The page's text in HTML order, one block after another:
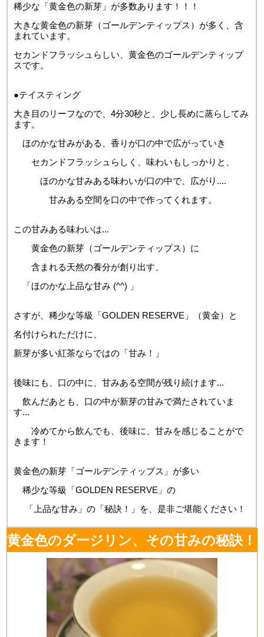
稀少な「黄金色の新芽」が多数あります！！！
大きな黄金色の新芽（ゴールデンティップス）が多く、含
まれています。
セカンドフラッシュらしい、黄金色のゴールデンティップ
スです。
●テイスティング
大き目のリーフなので、4分30秒と、少し長めに蒸らしてみ
ます。
ほのかな甘みがある、香りが口の中で広がっていき
セカンドフラッシュらしく、味わいもしっかりと、
ほのかな甘みある味わいが口の中で、広がり....
甘みある空間を口の中で作ってくれます。
この甘みある味わいは...
黄金色の新芽（ゴールデンティップス）に
含まれる天然の養分が創り出す、
「ほのかな上品な甘み (^^) 」
さすが、稀少な等級「GOLDEN RESERVE」（黄金）と
名付けられただけに、
新芽が多い紅茶ならではの「甘み！」
後味にも、口の中に、甘みある空間が残り続けます...
飲んだあとも、口の中が新芽の甘みで満たされていま
す...
冷めてから飲んでも、後味に、甘みを感じることがで
きます！
黄金色の新芽「ゴールデンティップス」が多い
稀少な等級「GOLDEN RESERVE」の
「上品な甘み」の「秘訣！」を、是非ご堪能ください！
黄金色のダージリン、その甘みの秘訣！